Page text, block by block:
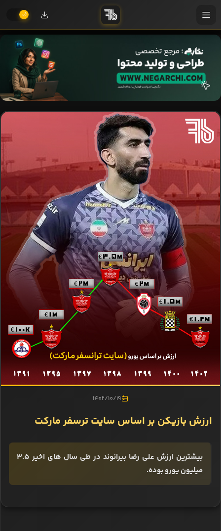
1402/10/19
ارزش بازیکن بر اساس سایت ترسفر مارکت
بیشترین ارزش علی رضا بیرانوند در طی سال های اخیر 3.5
میلیون یورو بوده.